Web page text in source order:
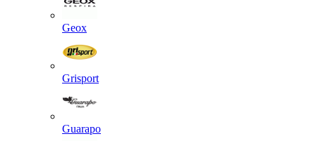
Geox
Grisport
Guarapo